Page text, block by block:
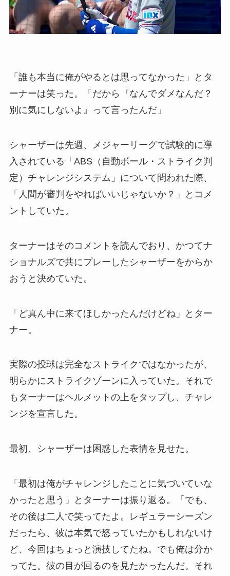
「誰も本当に俺がやるとは思ってなかった」とタ
ーナーは笑った。「だから『なんでダメなんだ？
別に気にしないよ』って言ったんだ」
シャーザーは先週、メジャーリーグで試験的に導
入されている「ABS（自動ボール・ストライク判
定）チャレンジシステム」について問われた際、
「人間が審判をやればいいじゃないか？」とコメ
ントしていた。
ターナーはそのコメントを読んでおり、かつてナ
ショナルズで共にプレーしたシャーザーをからか
おうと決めていた。
「ど真ん中に来てほしかったんだけどね」とター
ナー。
実際の投球は完全なストライクではなかったが、
明らかにストライクゾーンに入っていた。それで
もターナーはヘルメットの上をタップし、チャレ
ンジを宣言した。
最初、シャーザーは困惑した表情を見せた。
「最初は俺がチャレンジしたことに気づいていな
かったと思う」とターナーは振り返る。「でも、
その後は二人で笑ってたよ。レギュラーシーズン
だったら、彼は本気で怒っていたかもしれないけ
ど、今回はちょっと演技してたね。でも俺は分か
ってた。彼の目が回るのを見たかったんだ。それ